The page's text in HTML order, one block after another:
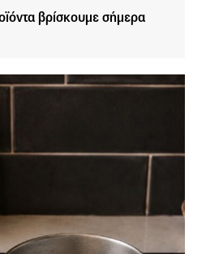
βρίσκουμε σήμερα